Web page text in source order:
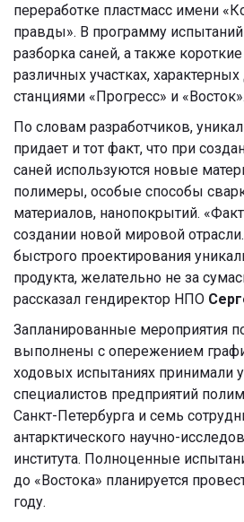
переработке пластмасс имени
правды». В программу
разборка саней, а также
различных участках,
станциями «Прогресс» и «Восток».
По словам разработчиков,
придает и тот факт, что при
саней используются новые
полимеры, особые способы
материалов, нанопокрытий.
создании новой мировой
быстрого проектирования
продукта, желательно не за
рассказал гендиректор НПО
Запланированные мероприятия
выполнены с опережением
ходовых испытаниях принимали
специалистов предприятий
Санкт-Петербурга и семь
антарктического научно-
института. Полноценные
до «Востока» планируется
году.